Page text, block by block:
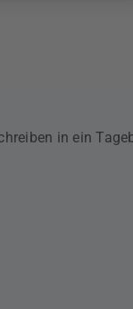
in ein